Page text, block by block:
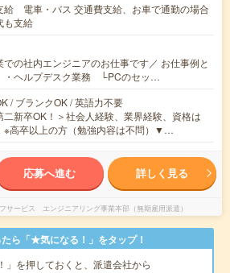
給 電車・バス 交通費支給、お車で通勤の場合
も支給
での社内エンジニアのお仕事です／ お仕事例と
・ヘルプデスク業務 └PCのセッ…
/ ブランクOK / 英語力不要
二新卒OK！＞社会人経験、業界経験、資格は
※高卒以上の方（勉強内容は不問）▼…
応募へ進む 詳しく見る
サービス エンジニアリング事業本部（無期雇用派遣）
ら「★気になる！」をタップ！
」を押しておくと、派遣会社から